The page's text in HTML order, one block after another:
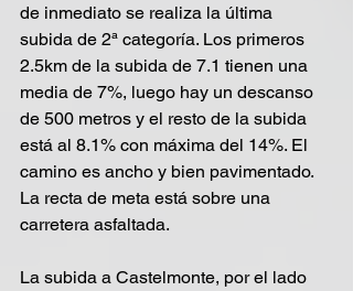
de inmediato se realiza la última
subida de 2ª categoría. Los primeros
2.5km de la subida de 7.1 tienen una
media de 7%, luego hay un descanso
de 500 metros y el resto de la subida
está al 8.1% con máxima del 14%. El
camino es ancho y bien pavimentado.
La recta de meta está sobre una
carretera asfaltada.
La subida a Castelmonte, por el lado